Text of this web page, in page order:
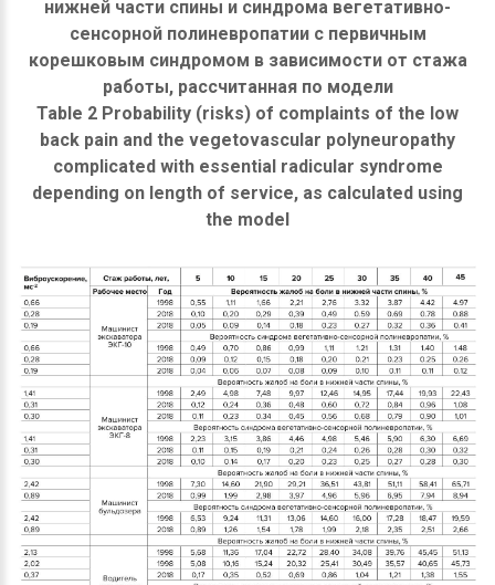
нижней части спины и синдрома вегетативно-
сенсорной полиневропатии с первичным
корешковым синдромом в зависимости от стажа
работы, рассчитанная по модели
Table 2 Probability (risks) of complaints of the low
back pain and the vegetovascular polyneuropathy
complicated with essential radicular syndrome
depending on length of service, as calculated using
the model